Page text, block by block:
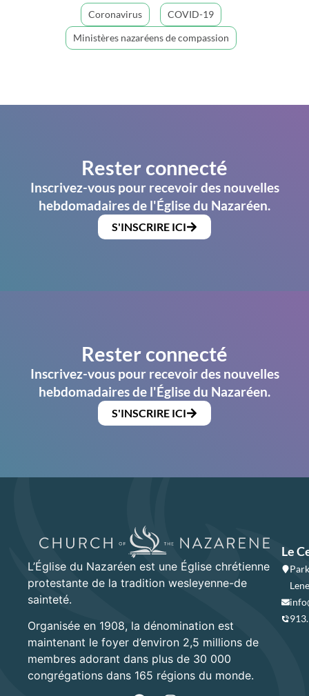
Coronavirus
COVID-19
Ministères nazaréens de compassion
Rester connecté
Inscrivez-vous pour recevoir des nouvelles
hebdomadaires de l'Église du Nazaréen.
S'INSCRIRE ICI
Rester connecté
Inscrivez-vous pour recevoir des nouvelles
hebdomadaires de l'Église du Nazaréen.
S'INSCRIRE ICI
L’Église du Nazaréen est une Église chrétienne
protestante de la tradition wesleyenne-de
sainteté.
Organisée en 1908, la dénomination est
maintenant le foyer d’environ 2,5 millions de
membres adorant dans plus de 30 000
congrégations dans 165 régions du monde.
Le